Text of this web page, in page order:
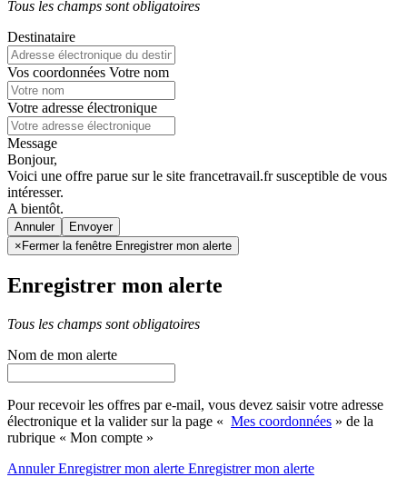
Tous les champs sont obligatoires
Destinataire
Vos coordonnées Votre nom
Votre adresse électronique
Message
Bonjour,
Voici une offre parue sur le site francetravail.fr susceptible de vous
intéresser.
A bientôt.
Annuler
× Fermer la fenêtre Enregistrer mon alerte
Enregistrer mon alerte
Tous les champs sont obligatoires
Nom de mon alerte
Pour recevoir les offres par e-mail, vous devez saisir votre adresse
électronique et la valider sur la page « Mes coordonnées » de la
rubrique « Mon compte »
AnnulerEnregistrer mon alerte Enregistrermon alerte